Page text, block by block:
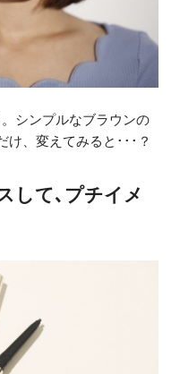
シンプルなブラウンの
け、変えてみると･･･？
して､プチイメ